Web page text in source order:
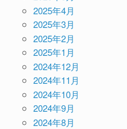
2025年4月
2025年3月
2025年2月
2025年1月
2024年12月
2024年11月
2024年10月
2024年9月
2024年8月